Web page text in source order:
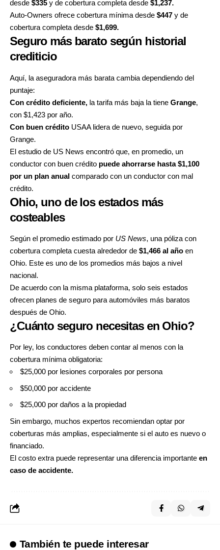
desde $335 y de cobertura completa desde $1,237.
Auto-Owners ofrece cobertura mínima desde $447 y de
cobertura completa desde $1,699.
Seguro más barato según historial
crediticio
Aquí, la aseguradora más barata cambia dependiendo del
puntaje:
Con crédito deficiente, la tarifa más baja la tiene Grange,
con $1,423 por año.
Con buen crédito USAA lidera de nuevo, seguida por
Grange.
El estudio de US News encontró que, en promedio, un
conductor con buen crédito puede ahorrarse hasta $1,100
por un plan anual comparado con un conductor con mal
crédito.
Ohio, uno de los estados más
costeables
Según el promedio estimado por US News, una póliza con
cobertura completa cuesta alrededor de $1,466 al año en
Ohio. Este es uno de los promedios más bajos a nivel
nacional.
De acuerdo con la misma plataforma, solo seis estados
ofrecen planes de seguro para automóviles más baratos
después de Ohio.
¿Cuánto seguro necesitas en Ohio?
Por ley, los conductores deben contar al menos con la
cobertura mínima obligatoria:
$25,000 por lesiones corporales por persona
$50,000 por accidente
$25,000 por daños a la propiedad
Sin embargo, muchos expertos recomiendan optar por
coberturas más amplias, especialmente si el auto es nuevo o
financiado.
El costo extra puede representar una diferencia importante en
caso de accidente.
También te puede interesar